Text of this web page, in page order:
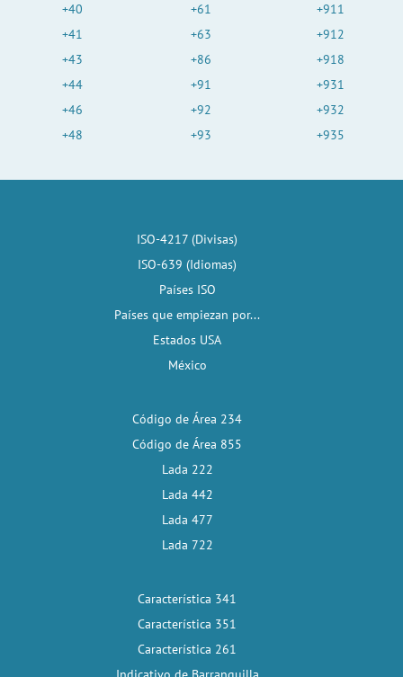
+40
+41
+43
+44
+46
+48
+61
+63
+86
+91
+92
+93
+911
+912
+918
+931
+932
+935
ISO-4217 (Divisas)
ISO-639 (Idiomas)
Países ISO
Países que empiezan por...
Estados USA
México
Código de Área 234
Código de Área 855
Lada 222
Lada 442
Lada 477
Lada 722
Característica 341
Característica 351
Característica 261